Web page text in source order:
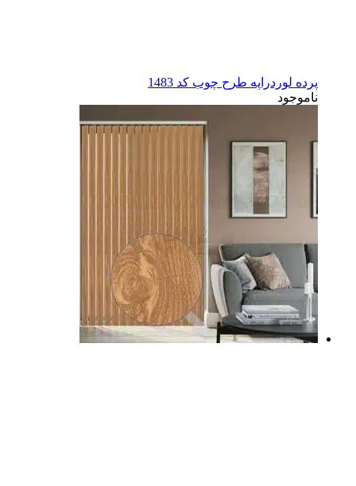
پرده لوردراپه طرح چوب کد 1483
ناموجود